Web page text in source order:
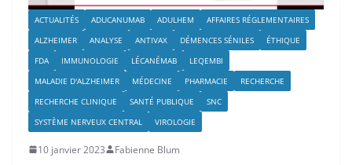
ACTUALITÉS ADUCANUMAB ADULHEM
AFFAIRES RÉGLEMENTAIRES
ALZHEIMER
ANALYSE ANTIVAX DÉMENCES SÉNILES
ÉTHIQUE
FDA
IMMUNOLOGIE LÉCANÉMAB
LEQEMBI
MALADIE D'ALZHEIMER
MÉDECINE PHARMACIE
RECHERCHE
RECHERCHE CLINIQUE
SANTÉ PUBLIQUE
SNC
SYSTÈME NERVEUX CENTRAL
VIROLOGIE
10 janvier 2023 Fabienne Blum